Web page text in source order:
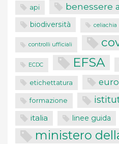
api benessere
biodiversità celiachia
controlli ufficiali
ECDC EFSA
etichettatura
formazione
italia linee guida
ministero